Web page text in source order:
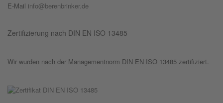
E-Mail info@berenbrinker.de
Zertifizierung nach DIN EN ISO 13485
Wir wurden nach der Managementnorm DIN EN ISO 13485 zertifiziert.